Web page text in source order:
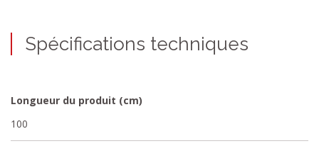
Spécifications techniques
Longueur du produit (cm)
100